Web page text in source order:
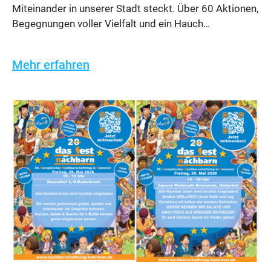
Miteinander in unserer Stadt steckt. Über 60 Aktionen,
Begegnungen voller Vielfalt und ein Hauch…
Mehr erfahren